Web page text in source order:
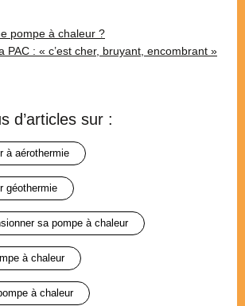
pompe à chaleur ?
PAC : « c’est cher, bruyant, encombrant »
d’articles sur :
à aérothermie
géothermie
sa pompe à chaleur
à chaleur
à chaleur